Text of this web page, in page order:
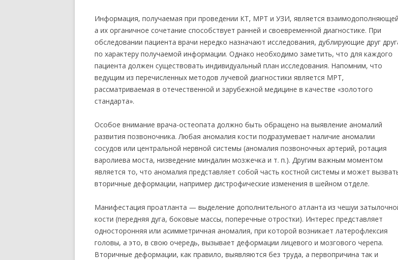
Информация, получаемая при проведении КТ, МРТ и УЗИ, является
а их органичное сочетание способствует ранней и своевременной диагностике. При
обследовании пациента врачи нередко назначают исследования, дублирующие друг
по характеру получаемой информации. Однако необходимо заметить, что для каждого
пациента должен существовать индивидуальный план исследования. Напомним, что
ведущим из перечисленных методов лучевой диагностики является МРТ,
рассматриваемая в отечественной и зарубежной медицине в качестве «золотого
стандарта».
Особое внимание врача-остеопата должно быть обращено на выявление аномалий
развития позвоночника. Любая аномалия кости подразумевает наличие аномалии
сосудов или центральной нервной системы (аномалия позвоночных артерий, ротация
варолиева моста, низведение миндалин мозжечка и т. п.). Другим важным моментом
является то, что аномалия представляет собой часть костной системы и может
вторичные деформации, например дистрофические изменения в шейном отделе.
Манифестация проатланта — выделение дополнительного атланта из чешуи
кости (передняя дуга, боковые массы, поперечные отростки). Интерес представляет
односторонняя или асимметричная аномалия, при которой возникает латерофлексия
головы, а это, в свою очередь, вызывает деформации лицевого и мозгового черепа.
Вторичные деформации, как правило, выявляются без труда, а первопричина так и